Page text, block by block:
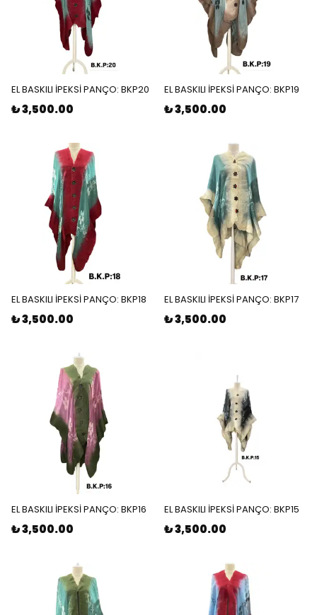
EL BASKILI İPEKSİ PANÇO: BKP20
₺ 3,500.00
EL BASKILI İPEKSİ PANÇO: BKP19
₺ 3,500.00
EL BASKILI İPEKSİ PANÇO: BKP18
₺ 3,500.00
EL BASKILI İPEKSİ PANÇO: BKP17
₺ 3,500.00
EL BASKILI İPEKSİ PANÇO: BKP16
₺ 3,500.00
EL BASKILI İPEKSİ PANÇO: BKP15
₺ 3,500.00